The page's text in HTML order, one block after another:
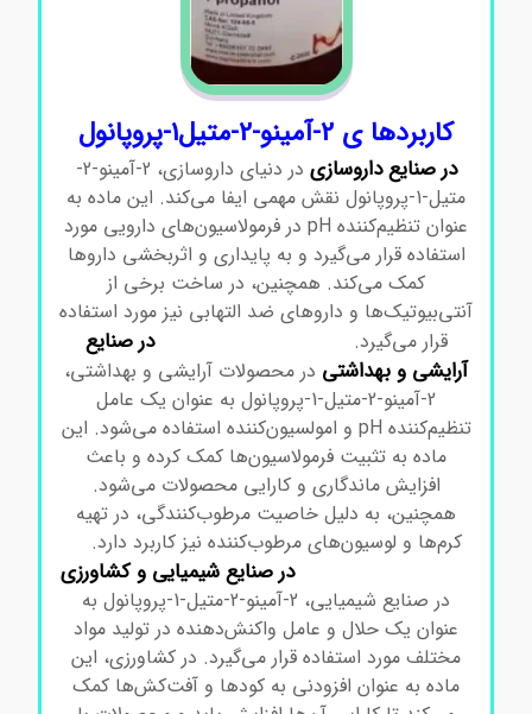
کاربردها ی 2-آمینو-2-متیل1-پروپانول
در صنایع داروسازی
در دنیای داروسازی، 2-آمینو-2-
متیل-1-پروپانول نقش مهمی ایفا می‌کند. این ماده به
عنوان تنظیم‌کننده pH در فرمولاسیون‌های دارویی مورد
استفاده قرار می‌گیرد و به پایداری و اثربخشی داروها
کمک می‌کند. همچنین، در ساخت برخی از
آنتی‌بیوتیک‌ها و داروهای ضد التهابی نیز مورد استفاده
قرار می‌گیرد.2-آمینو-2-متیل1-پروپانول
در صنایع
آرایشی و بهداشتیدر محصولات آرایشی و بهداشتی،
2-آمینو-2-متیل-1-پروپانول به عنوان یک عامل
تنظیم‌کننده pH و امولسیون‌کننده استفاده می‌شود. این
ماده به تثبیت فرمولاسیون‌ها کمک کرده و باعث
افزایش ماندگاری و کارایی محصولات می‌شود.
همچنین، به دلیل خاصیت مرطوب‌کنندگی، در تهیه
کرم‌ها و لوسیون‌های مرطوب‌کننده نیز کاربرد دارد. 2-
در صنایع شیمیایی و کشاورزی
در صنایع شیمیایی، 2-آمینو-2-متیل-1-پروپانول به
عنوان یک حلال و عامل واکنش‌دهنده در تولید مواد
مختلف مورد استفاده قرار می‌گیرد. در کشاورزی، این
ماده به عنوان افزودنی به کودها و آفت‌کش‌ها کمک